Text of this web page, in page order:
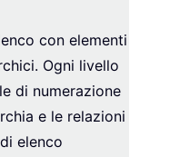
con elementi
Ogni livello
di numerazione
e le relazioni
elenco